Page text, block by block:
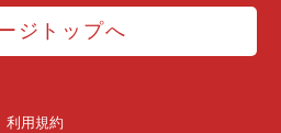
ジトップへ
利用規約